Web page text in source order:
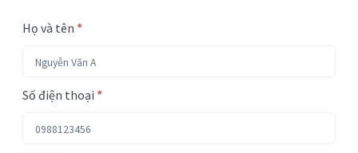
Họ và tên *
Số điện thoại *